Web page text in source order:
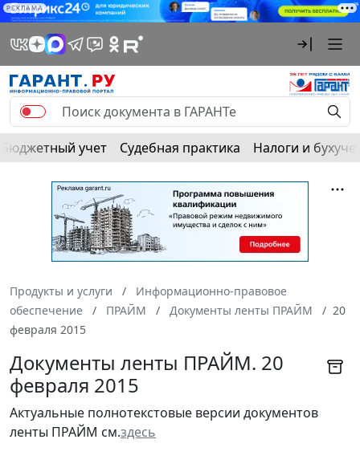
РЕКЛАМА
Бюджетный учет Судебная практика Налоги и
Продукты и услуги
Информационно-правовое
обеспечение
ПРАЙМ Документы ленты ПРАЙМ
20
февраля 2015
Документы ленты ПРАЙМ. 20
февраля 2015
Актуальные полнотекстовые версии документов
ленты ПРАЙМ см.здесь